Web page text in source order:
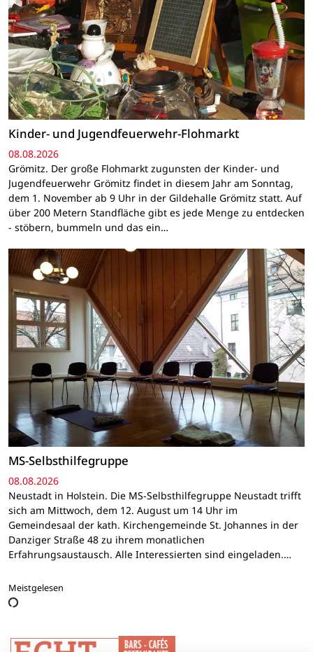
Kinder- und Jugendfeuerwehr-Flohmarkt
08.08.2026
Grömitz. Der große Flohmarkt zugunsten der Kinder- und
Jugendfeuerwehr Grömitz findet in diesem Jahr am Sonntag,
dem 1. November ab 9 Uhr in der Gildehalle Grömitz statt. Auf
über 200 Metern Standfläche gibt es jede Menge zu entdecken
- stöbern, bummeln und das ein…
MS-Selbsthilfegruppe
08.08.2026
Neustadt in Holstein. Die MS-Selbsthilfegruppe Neustadt trifft
sich am Mittwoch, dem 12. August um 14 Uhr im
Gemeindesaal der kath. Kirchengemeinde St. Johannes in der
Danziger Straße 48 zu ihrem monatlichen
Erfahrungsaustausch. Alle Interessierten sind eingeladen.…
Meistgelesen